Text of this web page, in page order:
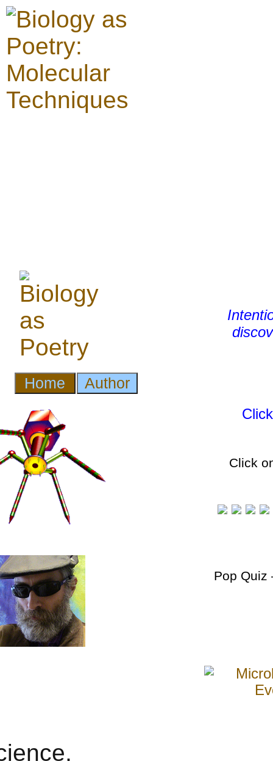
Click
Pop Quiz